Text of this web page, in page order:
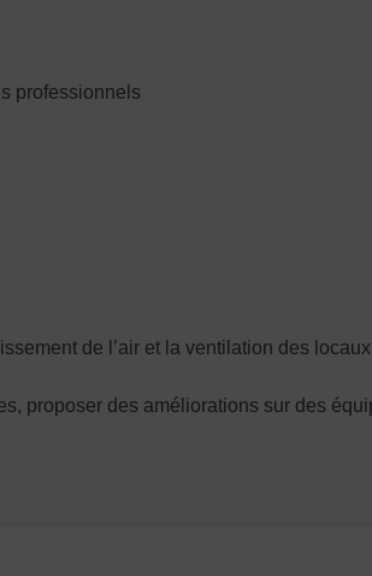
professionnels
de l’air et la ventilation des locaux
proposer des améliorations sur des